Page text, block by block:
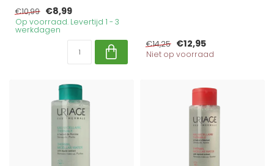
€10,99 €8,99
Op voorraad. Levertijd 1 - 3
werkdagen
€14,25 €12,95
Niet op voorraad